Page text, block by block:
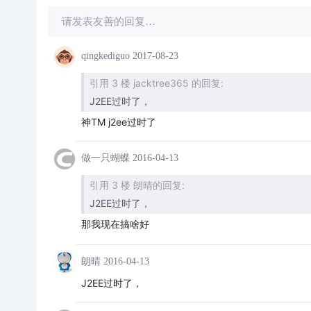
请发表友善的回复…
qingkediguo 2017-08-23
引用 3 楼 jacktree365 的回复:
J2EE过时了，
神TM j2ee过时了
做一只蝴蝶 2016-04-13
引用 3 楼 朗晴的回复:
J2EE过时了，
那我现在搞啥好
朗晴 2016-04-13
J2EE过时了，